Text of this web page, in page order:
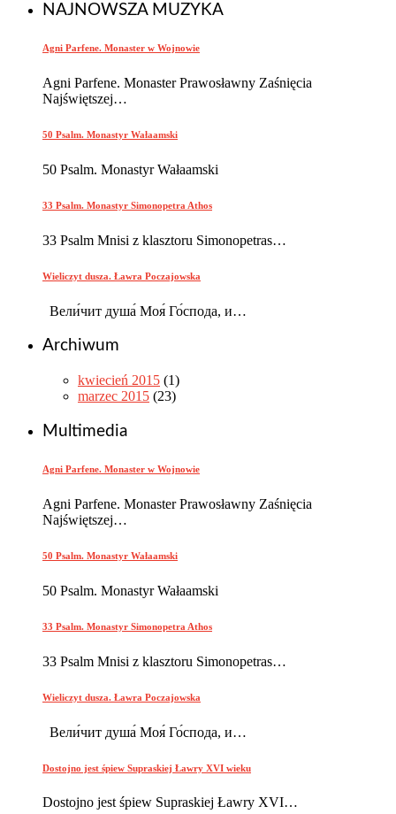
NAJNOWSZA MUZYKA
Agni Parfene. Monaster w Wojnowie
Agni Parfene. Monaster Prawosławny Zaśnięcia
Najświętszej…
50 Psalm. Monastyr Wałaamski
50 Psalm. Monastyr Wałaamski
33 Psalm. Monastyr Simonopetra Athos
33 Psalm Mnisi z klasztoru Simonopetras…
Wieliczyt dusza. Ławra Poczajowska
Вели́чит душа́ Моя́ Го́спода, и…
Archiwum
kwiecień 2015 (1)
marzec 2015 (23)
Multimedia
Agni Parfene. Monaster w Wojnowie
Agni Parfene. Monaster Prawosławny Zaśnięcia
Najświętszej…
50 Psalm. Monastyr Wałaamski
50 Psalm. Monastyr Wałaamski
33 Psalm. Monastyr Simonopetra Athos
33 Psalm Mnisi z klasztoru Simonopetras…
Wieliczyt dusza. Ławra Poczajowska
Вели́чит душа́ Моя́ Го́спода, и…
Dostojno jest śpiew Supraskiej Ławry XVI wieku
Dostojno jest śpiew Supraskiej Ławry XVI…